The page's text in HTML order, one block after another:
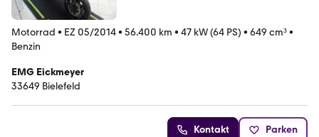
Motorrad • EZ 05/2014• 56.400 km • 47 kW (64 PS) • 649 cm³•
Benzin
EMG Eickmeyer
33649 Bielefeld
Kontakt Parken